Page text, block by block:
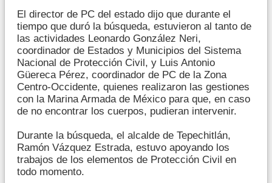
El director de PC del estado dijo que durante el
tiempo que duró la búsqueda, estuvieron al tanto de
las actividades Leonardo González Neri,
coordinador de Estados y Municipios del Sistema
Nacional de Protección Civil, y Luis Antonio
Güereca Pérez, coordinador de PC de la Zona
Centro-Occidente, quienes realizaron las gestiones
con la Marina Armada de México para que, en caso
de no encontrar los cuerpos, pudieran intervenir.
Durante la búsqueda, el alcalde de Tepechitlán,
Ramón Vázquez Estrada, estuvo apoyando los
trabajos de los elementos de Protección Civil en
todo momento.